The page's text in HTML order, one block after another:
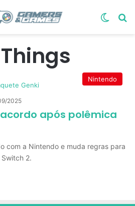
Nintendo
2025
após polêmica
com a Nintendo e muda regras para
2.